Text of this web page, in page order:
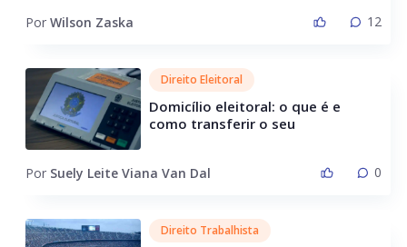
Por Wilson Zaska 12
Direito Eleitoral
Domicílio eleitoral: o que é e
como transferir o seu
Por Suely Leite Viana Van Dal 0
Direito Trabalhista